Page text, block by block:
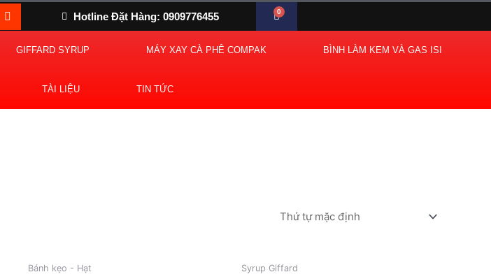
Hotline Đặt Hàng: 0909776455 0
Cart
GIFFARD SYRUP MÁY XAY CÀ PHÊ COMPAK BÌNH LÀM KEM VÀ GAS ISI
TÀI LIỆU TIN TỨC
Bánh kẹo - Hạt Syrup Giffard